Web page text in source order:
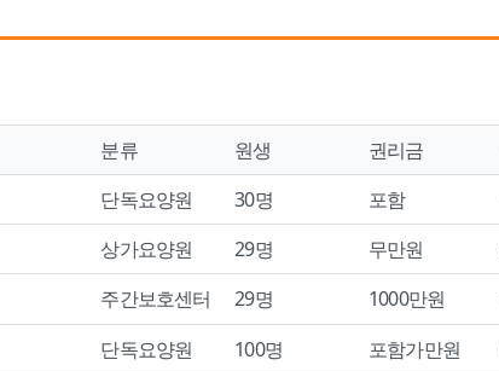
분류 원생 권리금
단독요양원 30명 포함
상가요양원 29명 무만원
주간보호센터 29명 1000만원
단독요양원 100명 포함가만원